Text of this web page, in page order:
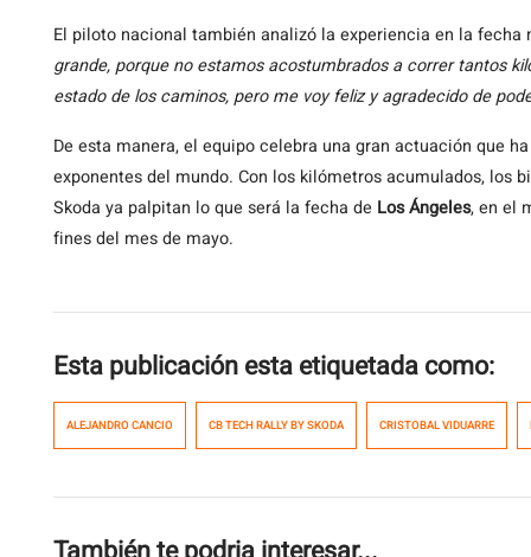
El piloto nacional también analizó la experiencia en la
grande, porque no estamos acostumbrados a correr tantos
estado de los caminos, pero me voy feliz y agradecido de
De esta manera, el equipo celebra una gran actuación que
exponentes del mundo. Con los kilómetros acumulados, los
Skoda ya palpitan lo que será la fecha de Los Ángeles, en el
fines del mes de mayo.
Esta publicación esta etiquetada como:
ALEJANDRO CANCIO CB TECH RALLY BY SKODA CRISTOBAL VIDUARRE